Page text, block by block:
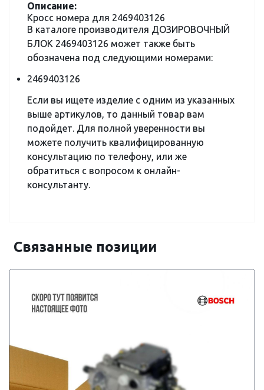
Описание:
Кросс номера для 2469403126
В каталоге производителя ДОЗИРОВОЧНЫЙ
БЛОК 2469403126 может также быть
обозначена под следующими номерами:
2469403126
Если вы ищете изделие с одним из указанных
выше артикулов, то данный товар вам
подойдет. Для полной уверенности вы
можете получить квалифицированную
консультацию по телефону, или же
обратиться с вопросом к онлайн-
консультанту.
Связанные позиции